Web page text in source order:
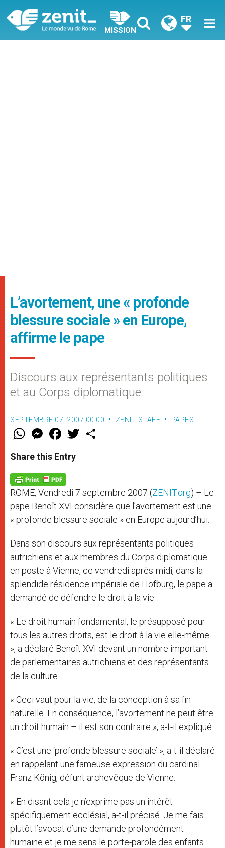
MISSION
FR
L’avortement, une « profonde
blessure sociale » en Europe,
affirme le pape
Discours aux représentants politiques
et au Corps diplomatique
SEPTEMBRE 07, 2007 00:00 ZENIT STAFF PAPES
W
t
s
p
p
M
e
s
e
g
e
r
F
a
e
b
o
k
w
Share this Entry
ROME, Vendredi 7 septembre 2007 (ZENIT.org) – Le
pape Benoît XVI considère que l’avortement est une
« profonde blessure sociale » en Europe aujourd’hui.
Dans son discours aux représentants politiques
autrichiens et aux membres du Corps diplomatique
en poste à Vienne, ce vendredi après-midi, dans la
splendide résidence impériale de Hofburg, le pape a
demandé de défendre le droit à la vie.
« Le droit humain fondamental, le présupposé pour
tous les autres droits, est le droit à la vie elle-même
», a déclaré Benoît XVI devant un nombre important
de parlementaires autrichiens et des représentants
de la culture.
« Ceci vaut pour la vie, de la conception à sa fin
naturelle. En conséquence, l’avortement ne peut être
un droit humain – il est son contraire », a-t-il expliqué.
« C’est une ‘profonde blessure sociale’ », a-t-il déclaré
en rappelant une fameuse expression du cardinal
Franz König, défunt archevêque de Vienne.
« En disant cela je n’exprime pas un intérêt
spécifiquement ecclésial, a-t-il précisé. Je me fais
plutôt l’avocat d’une demande profondément
humaine et je me sens le porte-parole des enfants